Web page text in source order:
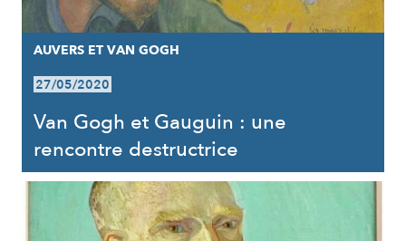
AUVERS ET VAN GOGH
27/05/2020
Van Gogh et Gauguin : une
rencontre destructrice